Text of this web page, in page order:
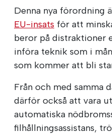
Denna nya förordning
EU-insats för att
beror på distraktioner
införa teknik som i
som kommer att bli
Från och med samma
därför också att vara
automatiska
filhållningsassistans,